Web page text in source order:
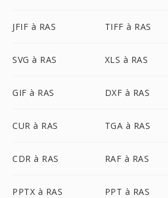
JFIF à RAS TIFF à RAS
SVG à RAS XLS à RAS
GIF à RAS DXF à RAS
CUR à RAS TGA à RAS
CDR à RAS RAF à RAS
PPTX à RAS PPT à RAS